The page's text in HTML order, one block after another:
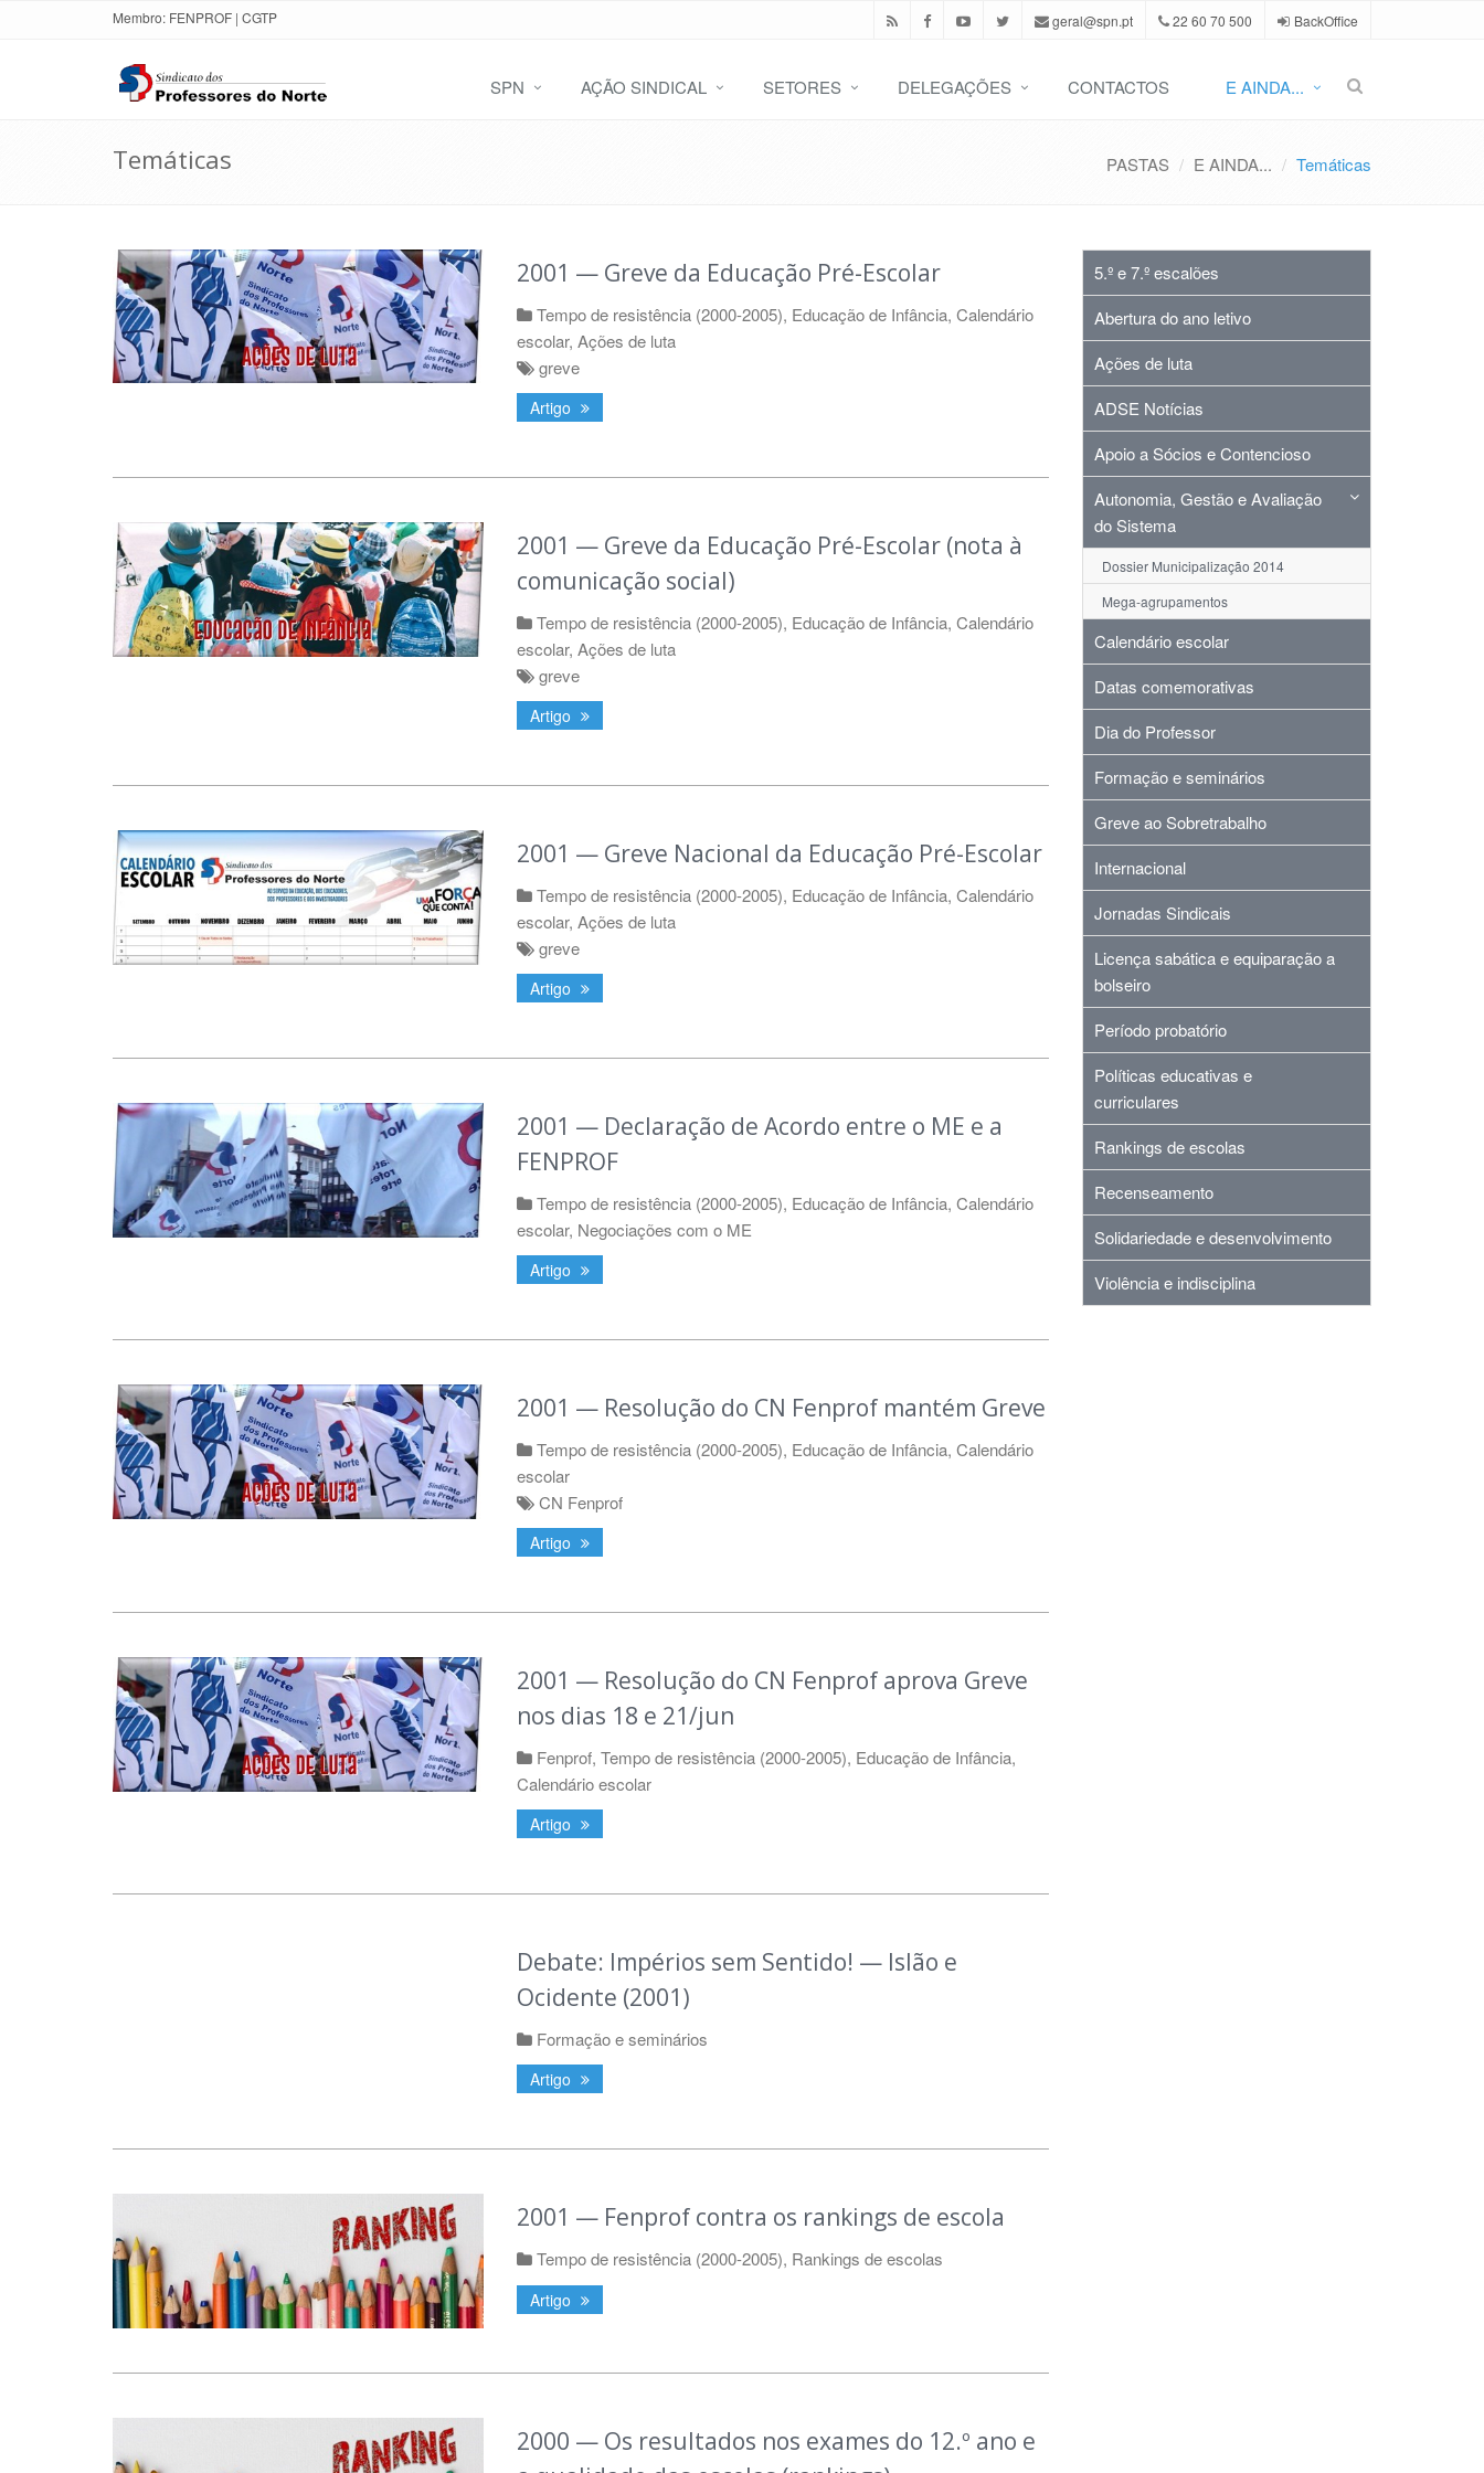
Membro: FENPROF | CGTP geral@spn.pt 22 60 70 500 BackOffice
SPN AÇÃO SINDICAL SETORES DELEGAÇÕES CONTACTOS E AINDA...
Temáticas PASTAS E AINDA... Temáticas
2001 — Greve da Educação Pré-Escolar
Tempo de resistência (2000-2005), Educação de Infância, Calendário
escolar, Ações de luta
greve
Artigo
2001 — Greve da Educação Pré-Escolar (nota à
comunicação social)
Tempo de resistência (2000-2005), Educação de Infância, Calendário
escolar, Ações de luta
greve
Artigo
2001 — Greve Nacional da Educação Pré-Escolar
Tempo de resistência (2000-2005), Educação de Infância, Calendário
escolar, Ações de luta
greve
Artigo
2001 — Declaração de Acordo entre o ME e a
FENPROF
Tempo de resistência (2000-2005), Educação de Infância, Calendário
escolar, Negociações com o ME
Artigo
2001 — Resolução do CN Fenprof mantém Greve
Tempo de resistência (2000-2005), Educação de Infância, Calendário
escolar
CN Fenprof
Artigo
2001 — Resolução do CN Fenprof aprova Greve
nos dias 18 e 21/jun
Fenprof, Tempo de resistência (2000-2005), Educação de Infância,
Calendário escolar
Artigo
Debate: Impérios sem Sentido! — Islão e
Ocidente (2001)
Formação e seminários
Artigo
2001 — Fenprof contra os rankings de escola
Tempo de resistência (2000-2005), Rankings de escolas
Artigo
2000 — Os resultados nos exames do 12.º ano e
5.º e 7.º escalões
Abertura do ano letivo
Ações de luta
ADSE Notícias
Apoio a Sócios e Contencioso
Autonomia, Gestão e Avaliação
do Sistema
Dossier Municipalização 2014
Mega-agrupamentos
Calendário escolar
Datas comemorativas
Dia do Professor
Formação e seminários
Greve ao Sobretrabalho
Internacional
Jornadas Sindicais
Licença sabática e equiparação a
bolseiro
Período probatório
Políticas educativas e
curriculares
Rankings de escolas
Recenseamento
Solidariedade e desenvolvimento
Violência e indisciplina